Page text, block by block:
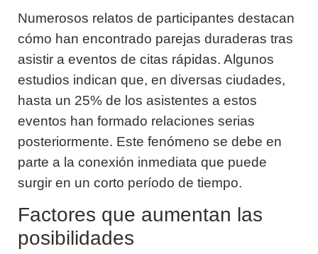
Numerosos relatos de participantes destacan
cómo han encontrado parejas duraderas tras
asistir a eventos de citas rápidas. Algunos
estudios indican que, en diversas ciudades,
hasta un 25% de los asistentes a estos
eventos han formado relaciones serias
posteriormente. Este fenómeno se debe en
parte a la conexión inmediata que puede
surgir en un corto período de tiempo.
Factores que aumentan las
posibilidades